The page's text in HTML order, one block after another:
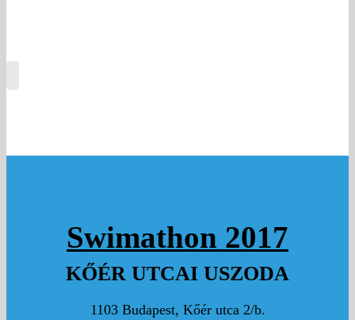
Swimathon 2017
KŐÉR UTCAI USZODA
1103 Budapest, Kőér utca 2/b.